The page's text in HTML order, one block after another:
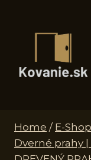
Home / E-Shop
Dverné prahy